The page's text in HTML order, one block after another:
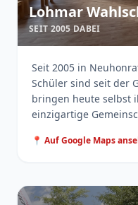
Lohmar
SEIT 2005 DABEI
Seit 2005 in
Schüler sind seit der
bringen heute selbst
einzigartige
📍 Auf Google Maps